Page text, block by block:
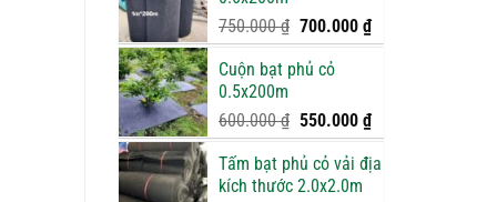
900.000 ₫.
750.000₫ Giá
gốc
là:
700.000 ₫Giá
hiện
700.000 ₫.
Cuộn bạt phủ cỏ
0.5x200m
600.000₫ Giá
gốc
là:
600.000 ₫.
550.000 ₫Giá
hiện
tại
Tấm bạt phủ cỏ vải địa
kích thước 2.0x2.0m